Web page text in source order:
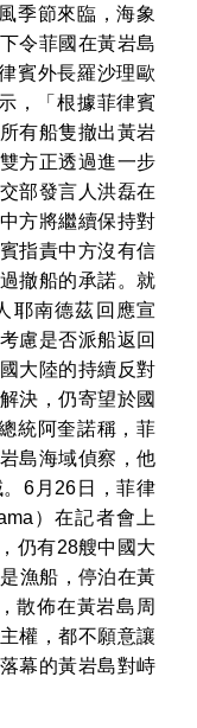
季節來臨，海象
令菲國在黃岩島
賓外長羅沙理歐
，「根據菲律賓
有船隻撤出黃岩
方正透過進一步
部發言人洪磊在
方將繼續保持對
指責中方沒有信
撤船的承諾。就
耶南德茲回應宣
慮是否派船返回
大陸的持續反對
決，仍寄望於國
統阿奎諾稱，菲
島海域偵察，他
6月26日，菲律
）在記者會上
仍有28艘中國大
漁船，停泊在黃
散佈在黃岩島周
權，都不願意讓
幕的黃岩島對峙